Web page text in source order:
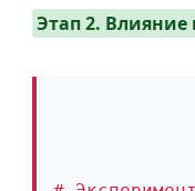
Этап 2. Влияние